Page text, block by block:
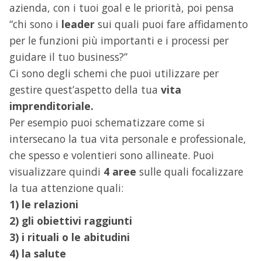
azienda, con i tuoi goal e le priorità, poi pensa
“chi sono i leader sui quali puoi fare affidamento
per le funzioni più importanti e i processi per
guidare il tuo business?”
Ci sono degli schemi che puoi utilizzare per
gestire quest’aspetto della tua vita
imprenditoriale.
Per esempio puoi schematizzare come si
intersecano la tua vita personale e professionale,
che spesso e volentieri sono allineate. Puoi
visualizzare quindi 4 aree sulle quali focalizzare
la tua attenzione quali:
1) le relazioni
2) gli obiettivi raggiunti
3) i rituali o le abitudini
4) la salute